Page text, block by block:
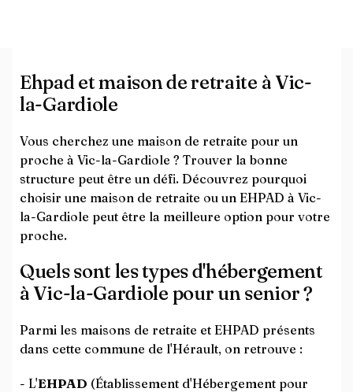
Ehpad et maison de retraite à Vic-
la-Gardiole
Vous cherchez une maison de retraite pour un
proche à Vic-la-Gardiole ? Trouver la bonne
structure peut être un défi. Découvrez pourquoi
choisir une maison de retraite ou un EHPAD à Vic-
la-Gardiole peut être la meilleure option pour votre
proche.
Quels sont les types d'hébergement
à Vic-la-Gardiole pour un senior ?
Parmi les maisons de retraite et EHPAD présents
dans cette commune de l'Hérault, on retrouve :
- L'EHPAD (Établissement d'Hébergement pour